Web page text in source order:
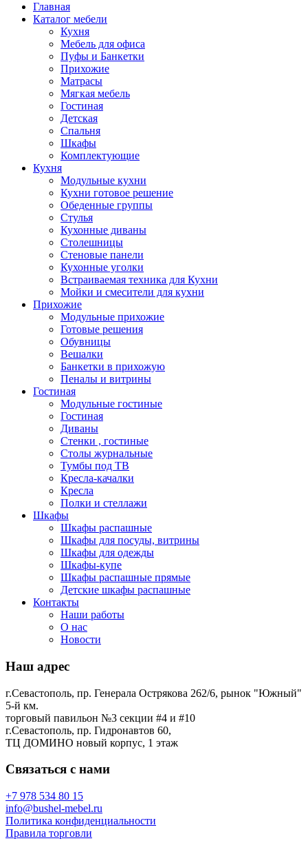
Главная
Каталог мебели
Кухня
Мебель для офиса
Пуфы и Банкетки
Прихожие
Матрасы
Мягкая мебель
Гостиная
Детская
Спальня
Шкафы
Комплектующие
Кухня
Модульные кухни
Кухни готовое решение
Обеденные группы
Стулья
Кухонные диваны
Столешницы
Стеновые панели
Кухонные уголки
Встраиваемая техника для Кухни
Мойки и смесители для кухни
Прихожие
Модульные прихожие
Готовые решения
Обувницы
Вешалки
Банкетки в прихожую
Пеналы и витрины
Гостиная
Модульные гостиные
Гостиная
Диваны
Стенки , гостиные
Столы журнальные
Тумбы под ТВ
Кресла-качалки
Кресла
Полки и стеллажи
Шкафы
Шкафы распашные
Шкафы для посуды, витрины
Шкафы для одежды
Шкафы-купе
Шкафы распашные прямые
Детские шкафы распашные
Контакты
Наши работы
О нас
Новости
Наш адрес
г.Севастополь, пр. Генерала Острякова 262/6, рынок "Южный"
5-й км.
торговый павильон №3 секции #4 и #10
г.Севастополь, пр. Гидронавтов 60,
ТЦ ДОМИНО новый корпус, 1 этаж
Связаться с нами
+7 978 534 80 15
info@bushel-mebel.ru
Политика конфиденциальности
Правила торговли